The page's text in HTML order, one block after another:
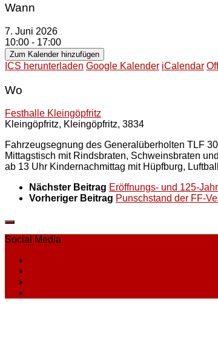
Wann
7. Juni 2026
10:00 - 17:00
Zum Kalender hinzufügen
ICS herunterladen Google Kalender iCalendar
Wo
Festhalle Kleingöpfritz
Kleingöpfritz, Kleingöpfritz, 3834
Fahrzeugsegnung des Generalüberholten TLF
Mittagstisch mit Rindsbraten, Schweinsbraten
ab 13 Uhr Kindernachmittag mit Hüpfburg,
Nächster Beitrag Eröffnungs- und 125-
Vorheriger Beitrag Punschstand der FF-
Social Media